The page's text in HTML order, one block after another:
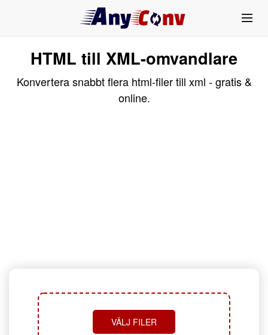
HTML till XML-omvandlare
Konvertera snabbt flera html-filer till xml - gratis &
online.
VÄLJ FILER